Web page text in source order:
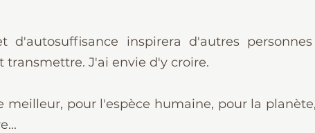
d'autosuffisance inspirera d'autres
transmettre. J'ai envie d'y croire.
meilleur, pour l'espèce humaine, pour la